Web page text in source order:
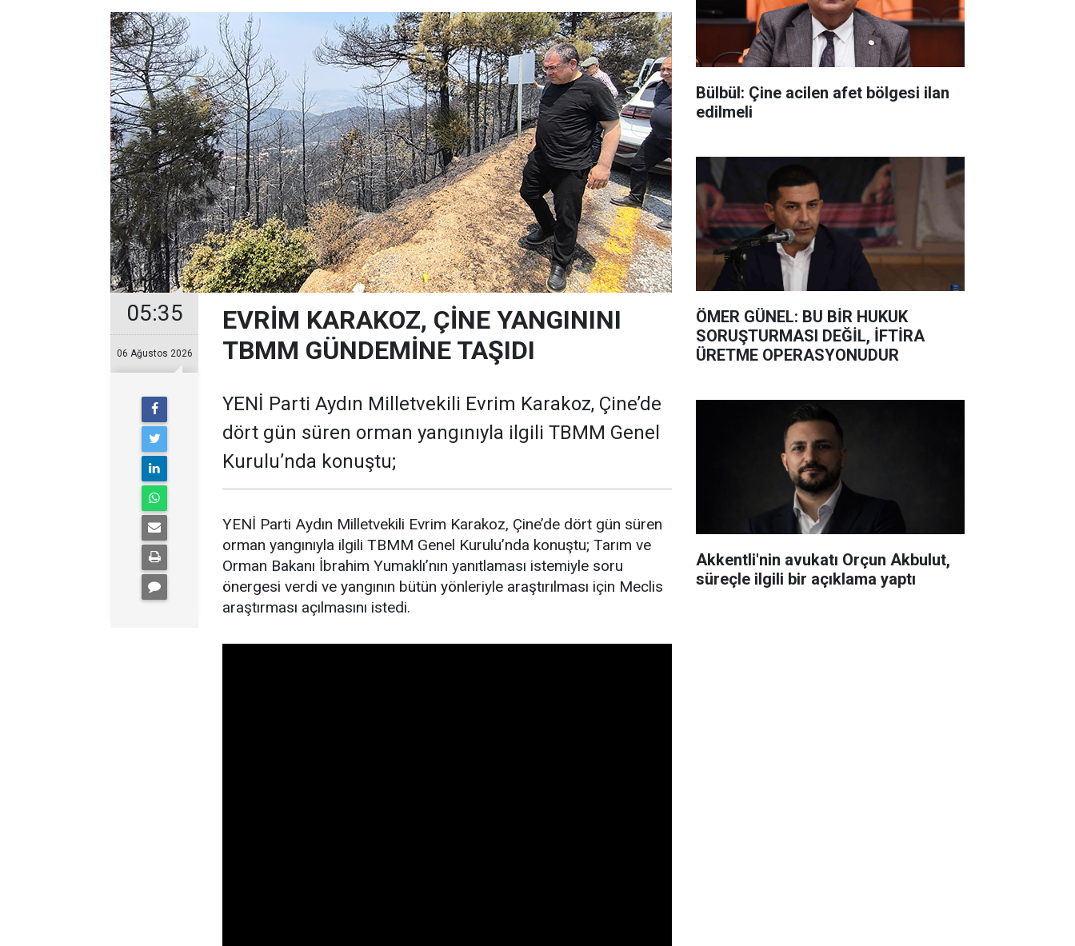
05:35
06 Ağustos 2026
EVRİM KARAKOZ, ÇİNE YANGININI
TBMM GÜNDEMİNE TAŞIDI
YENİ Parti Aydın Milletvekili Evrim Karakoz, Çine’de
dört gün süren orman yangınıyla ilgili TBMM Genel
Kurulu’nda konuştu;
YENİ Parti Aydın Milletvekili Evrim Karakoz, Çine’de dört gün süren
orman yangınıyla ilgili TBMM Genel Kurulu’nda konuştu; Tarım ve
Orman Bakanı İbrahim Yumaklı’nın yanıtlaması istemiyle soru
önergesi verdi ve yangının bütün yönleriyle araştırılması için Meclis
araştırması açılmasını istedi.
Bülbül: Çine acilen afet bölgesi ilan
edilmeli
ÖMER GÜNEL: BU BİR HUKUK
SORUŞTURMASI DEĞİL, İFTİRA
ÜRETME OPERASYONUDUR
Akkentli'nin avukatı Orçun Akbulut,
süreçle ilgili bir açıklama yaptı